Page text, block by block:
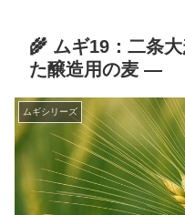
🌾 ムギ19：二条
た醸造用の麦 ―
ムギシリーズ